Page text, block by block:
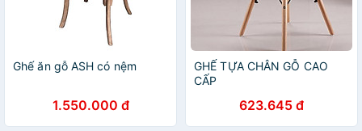
Ghế ăn gỗ ASH có nệm
1.550.000 đ
GHẾ TỰA CHÂN GỖ CAO
CẤP
623.645 đ